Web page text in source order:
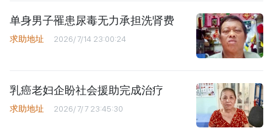
单身男子罹患尿毒无力承担洗肾费
求助地址 2026/7/14 23:00:24
乳癌老妇企盼社会援助完成治疗
求助地址 2026/7/7 23:45:30